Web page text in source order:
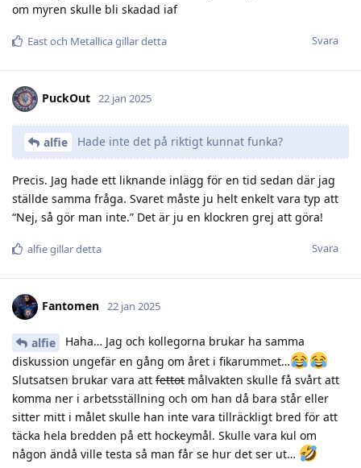
om myren skulle bli skadad iaf
Svara
Eastoch Metallicagillar detta
PuckOut 22 jan 2025
alfie Hade inte det på riktigt kunnat funka?
Precis. Jag hade ett liknande inlägg för en tid sedan där jag
ställde samma fråga. Svaret måste ju helt enkelt vara typ att
“Nej, så gör man inte.” Det är ju en klockren grej att göra!
Svara
alfiegillar detta
Fantomen 22 jan 2025
alfie
Haha… Jag och kollegorna brukar ha samma
diskussion ungefär en gång om året i fikarummet…
Slutsatsen brukar vara att fettot målvakten skulle få svårt att
komma ner i arbetsställning och om han då bara står eller
sitter mitt i målet skulle han inte vara tillräckligt bred för att
täcka hela bredden på ett hockeymål. Skulle vara kul om
någon ändå ville testa så man får se hur det ser ut…